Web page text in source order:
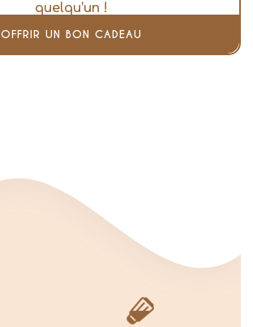
quelqu’un !
OFFRIR UN BON CADEAU